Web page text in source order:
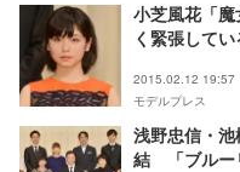
小芝風花「
く緊張してい
2015.02.12 19:57
モデルプレス
浅野忠信・
結 「ブルー